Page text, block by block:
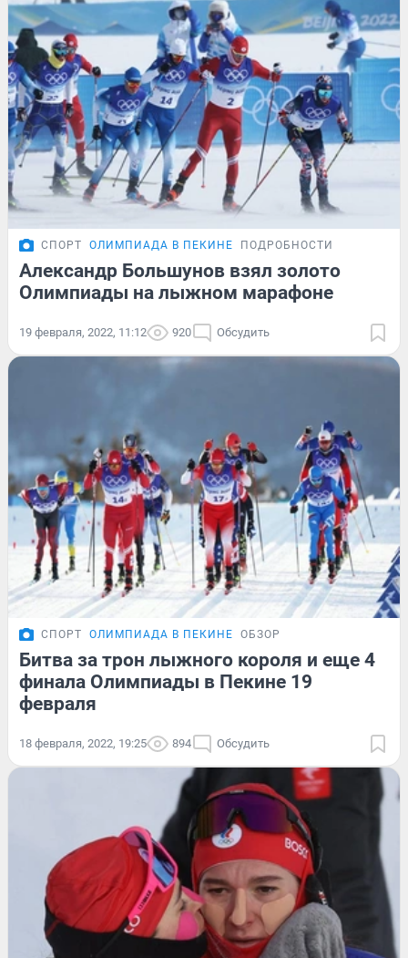
СПОРТ ОЛИМПИАДА В ПЕКИНЕ ПОДРОБНОСТИ
Александр Большунов взял золото
Олимпиады на лыжном марафоне
19 февраля, 2022, 11:12 920 Обсудить
СПОРТ ОЛИМПИАДА В ПЕКИНЕ ОБЗОР
Битва за трон лыжного короля и еще 4
финала Олимпиады в Пекине 19
февраля
18 февраля, 2022, 19:25 894 Обсудить